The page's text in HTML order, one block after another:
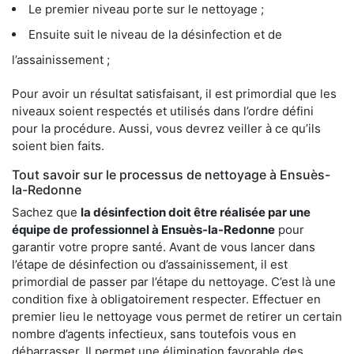
Le premier niveau porte sur le nettoyage ;
Ensuite suit le niveau de la désinfection et de
l’assainissement ;
Pour avoir un résultat satisfaisant, il est primordial que les
niveaux soient respectés et utilisés dans l’ordre défini
pour la procédure. Aussi, vous devrez veiller à ce qu’ils
soient bien faits.
Tout savoir sur le processus de nettoyage à Ensuès-
la-Redonne
Sachez que la désinfection doit être réalisée par une
équipe de professionnel à Ensuès-la-Redonne pour
garantir votre propre santé. Avant de vous lancer dans
l’étape de désinfection ou d’assainissement, il est
primordial de passer par l’étape du nettoyage. C’est là une
condition fixe à obligatoirement respecter. Effectuer en
premier lieu le nettoyage vous permet de retirer un certain
nombre d’agents infectieux, sans toutefois vous en
débarrasser. Il permet une élimination favorable des